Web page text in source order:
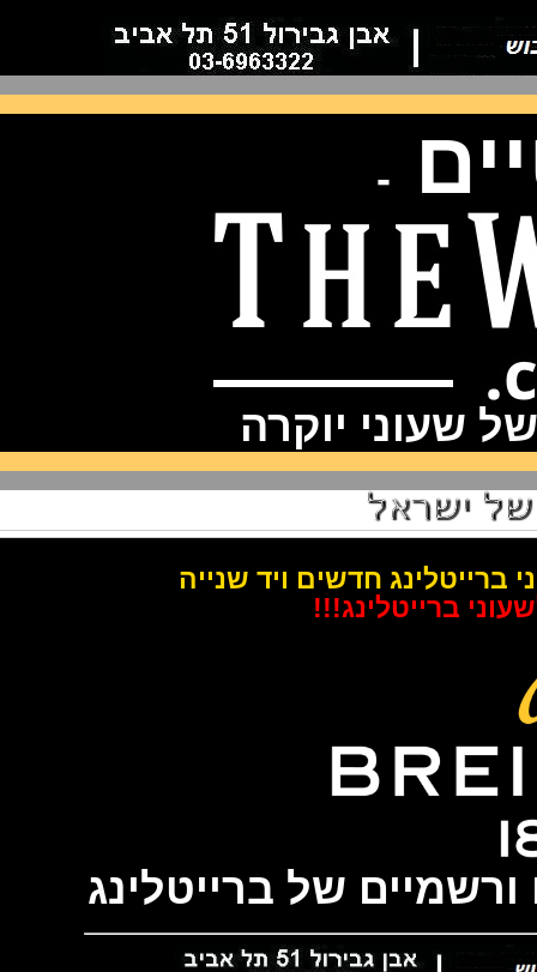
-
יוקרה
חדשים ויד שנייה
ברייטלינג!!!
של ברייטלינג